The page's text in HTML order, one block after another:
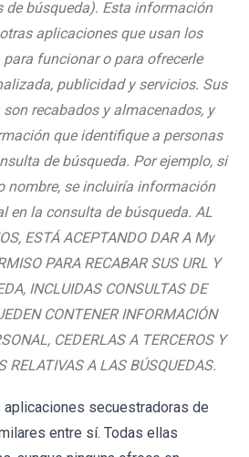
de búsqueda). Esta información
aplicaciones que usan los
funcionar o para ofrecerle
publicidad y servicios. Sus
recabados y almacenados, y
que identifique a personas
de búsqueda. Por ejemplo, si
nombre, se incluiría información
en la consulta de búsqueda. AL
ESTÁ ACEPTANDO DAR A My
PARA RECABAR SUS URL Y
INCLUIDAS CONSULTAS DE
CONTENER INFORMACIÓN
CEDERLAS A TERCEROS Y
RELATIVAS A LAS BÚSQUEDAS.
aplicaciones secuestradoras de
entre sí. Todas ellas